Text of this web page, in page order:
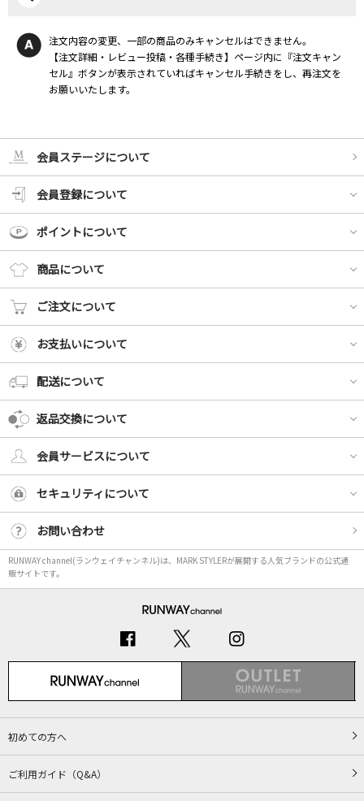
注文内容の変更、一部の商品のみキャンセルはできません。
【注文詳細・レビュー投稿・各種手続き】ページ内に『注文キャン
セル』ボタンが表示されていればキャンセル手続きをし、再注文を
お願いいたします。
会員ステージについて
会員登録について
ポイントについて
商品について
ご注文について
お支払いについて
配送について
返品交換について
会員サービスについて
セキュリティについて
お問い合わせ
RUNWAY channel(ランウェイチャンネル)は、MARK STYLERが展開する人気ブランドの公式通
販サイトです。
初めての方へ
ご利用ガイド（Q&A）